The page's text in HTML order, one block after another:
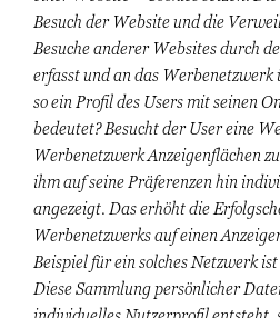
Besuch der Website und die
Besuche anderer Websites durch
erfasst und an das
so ein Profil des Users mit seinen
bedeutet? Besucht der User eine
Werbenetzwerk Anzeigenflächen
ihm auf seine Präferenzen hin
angezeigt. Das erhöht die
Werbenetzwerks auf einen
Beispiel für ein solches Netzwerk ist
Diese Sammlung persönlicher